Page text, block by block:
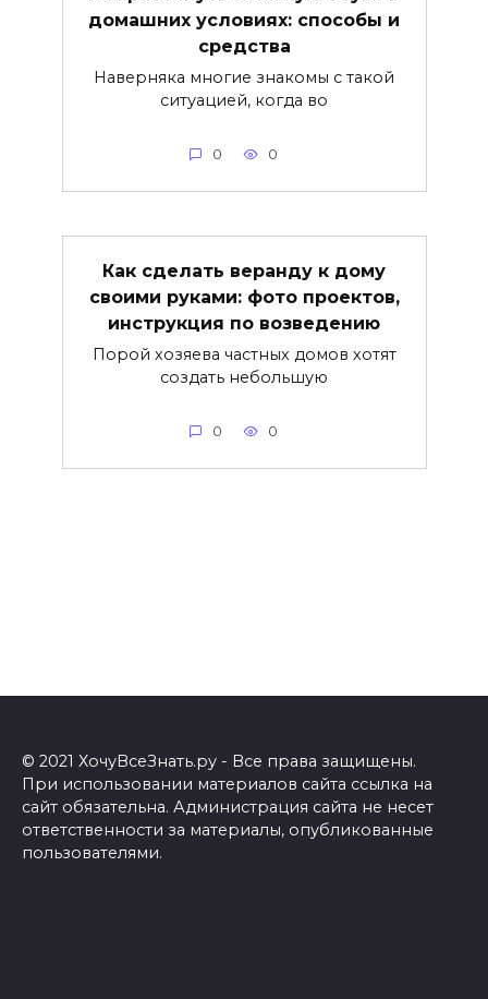
домашних условиях: способы и
средства
Наверняка многие знакомы с такой
ситуацией, когда во
0 0
Как сделать веранду к дому
своими руками: фото проектов,
инструкция по возведению
Порой хозяева частных домов хотят
создать небольшую
0 0
© 2021 ХочуВсеЗнать.ру - Все права защищены.
При использовании материалов сайта ссылка на
сайт обязательна. Администрация сайта не несет
ответственности за материалы, опубликованные
пользователями.